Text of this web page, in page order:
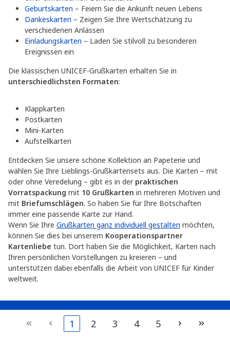
Seite
1 Seite
2 Seite
3 Seite
4 Seite
5
Geburtskarten – Feiern Sie die Ankunft neuen Lebens
Dankeskarten – Zeigen Sie Ihre Wertschätzung zu
verschiedenen Anlässen
Einladungskarten – Laden Sie stilvoll zu besonderen
Ereignissen ein
Die klassischen UNICEF-Grußkarten erhalten Sie in
unterschiedlichsten Formaten:
Klappkarten
Postkarten
Mini-Karten
Aufstellkarten
Entdecken Sie unsere schöne Kollektion an Papeterie und
wählen Sie Ihre Lieblings-Grußkartensets aus. Die Karten – mit
oder ohne Veredelung – gibt es in der praktischen
Vorratspackung mit 10 Grußkarten in mehreren Motiven und
mit Briefumschlägen. So haben Sie für Ihre Botschaften
immer eine passende Karte zur Hand.
Wenn Sie Ihre Grußkarten ganz individuell gestalten möchten,
können Sie dies bei unserem Kooperationspartner
Kartenliebe tun. Dort haben Sie die Möglichkeit, Karten nach
Ihren persönlichen Vorstellungen zu kreieren – und
unterstützen dabei ebenfalls die Arbeit von UNICEF für Kinder
weltweit.
Immer gut informiert: